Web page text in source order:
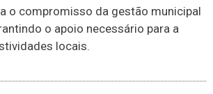
o compromisso da gestão municipal
o apoio necessário para a
locais.